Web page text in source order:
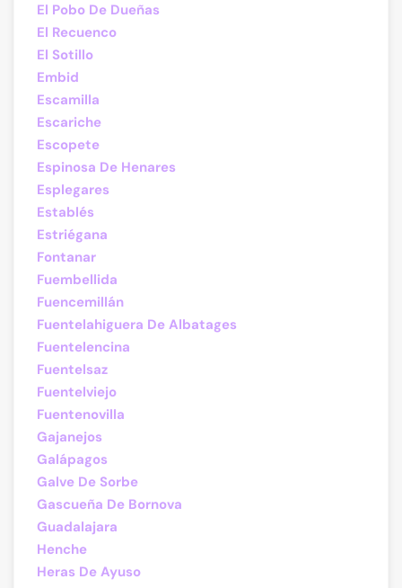
El Pobo De Dueñas
El Recuenco
El Sotillo
Embid
Escamilla
Escariche
Escopete
Espinosa De Henares
Esplegares
Establés
Estriégana
Fontanar
Fuembellida
Fuencemillán
Fuentelahiguera De Albatages
Fuentelencina
Fuentelsaz
Fuentelviejo
Fuentenovilla
Gajanejos
Galápagos
Galve De Sorbe
Gascueña De Bornova
Guadalajara
Henche
Heras De Ayuso